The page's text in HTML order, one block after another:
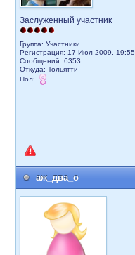
Заслуженный участник
Группа: Участники
Регистрация: 17 Июл 2009, 19:55
Сообщений: 6353
Откуда: Тольятти
Пол:
аж_два_о